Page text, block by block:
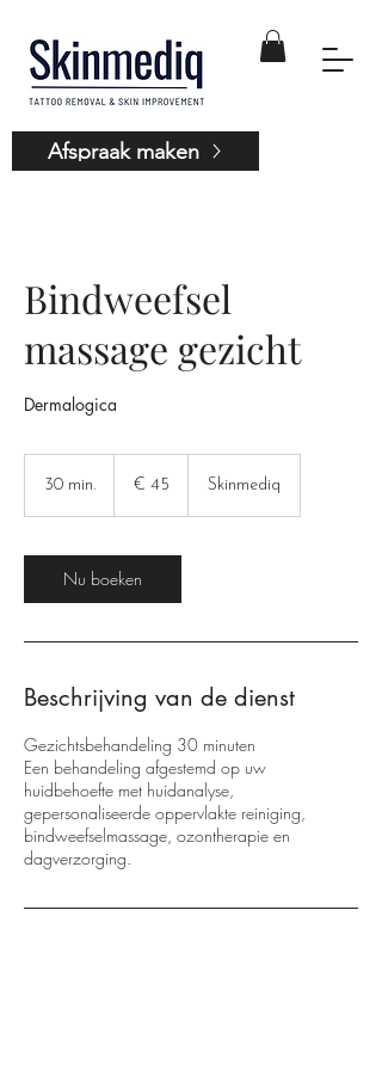
Afspraak maken
Bindweefsel
massage gezicht
Dermalogica
30 min.
i
n
.
euro
€ 45 Skinmediq
Nu boeken
Beschrijving van de dienst
Gezichtsbehandeling 30 minuten
Een behandeling afgestemd op uw
huidbehoefte met huidanalyse,
gepersonaliseerde oppervlakte reiniging,
bindweefselmassage, ozontherapie en
dagverzorging.